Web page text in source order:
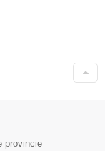
provincie